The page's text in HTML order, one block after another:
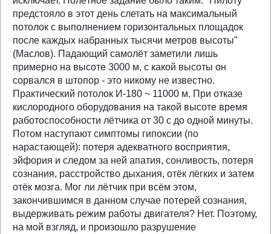
предстояло в этот день слетать на максимальный
потолок с выполнением горизонтальных площадок
после каждых набранных тысячи метров высоты"
(Маслов). Падающий самолёт заметили лишь
примерно на высоте 3000 м, с какой высоты он
сорвался в штопор - это никому не известно.
Практический потолок И-180 ~ 11000 м. При отказе
кислородного оборудования на такой высоте время
работоспособности лётчика от 30 с до одной минуты.
Потом наступают симптомы гипоксии (по
нарастающей): потеря адекватного восприятия,
эйфория и следом за ней апатия, сонливость, потеря
сознания, расстройство дыхания, отёк лёгких и затем
отёк мозга. Мог ли лётчик при всём этом,
закончившимся в данном случае потерей сознания,
выдерживать режим работы двигателя? Нет. Поэтому,
на мой взгляд, и произошло разрушение